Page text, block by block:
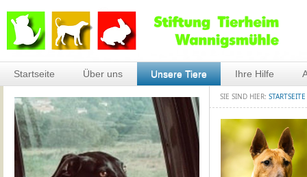
Startseite Über uns Unsere Tiere Ihre Hilfe
SIE SIND HIER: STARTSEITE